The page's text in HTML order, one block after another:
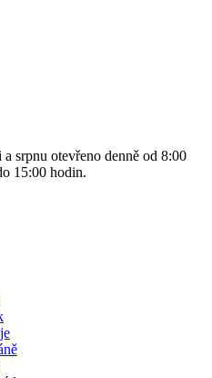
srpnu otevřeno denně od 8:00
15:00 hodin.